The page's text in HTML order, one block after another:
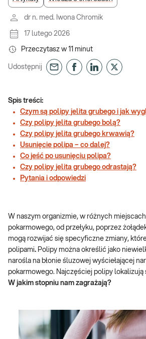
dr n. med. Iwona Chromik
17 lutego 2026
Przeczytasz w 11 minut
Udostępnij
Spis treści:
Czym są polipy jelita grubego i jak
Czy polipy jelita grubego bolą?
Czy polipy jelita grubego krwawią?
Usunięcie polipa – co dalej?
Co jeść po usunięciu polipa?
Czy polipy jelita grubego odrastają?
Pytania i odpowiedzi
W naszym organizmie, w różnych
pokarmowego, od przełyku, poprzez
mogą rozwijać się specyficzne zmiany,
polipami. Polipy można określić jako
narośla na błonie śluzowej wyściełającej
pokarmowego. Najczęściej polipy lokalizują
W jakim stopniu nam zagrażają?